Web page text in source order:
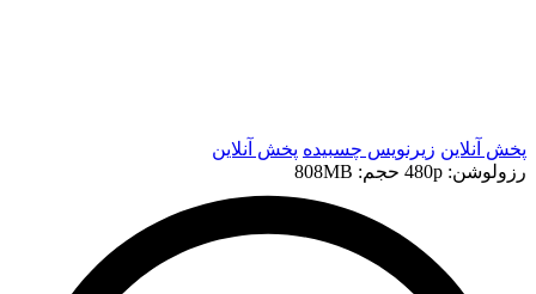
پخش آنلاین زیرنویس چسبیده پخش آنلاین
رزولوشن: 480p
حجم: 808MB